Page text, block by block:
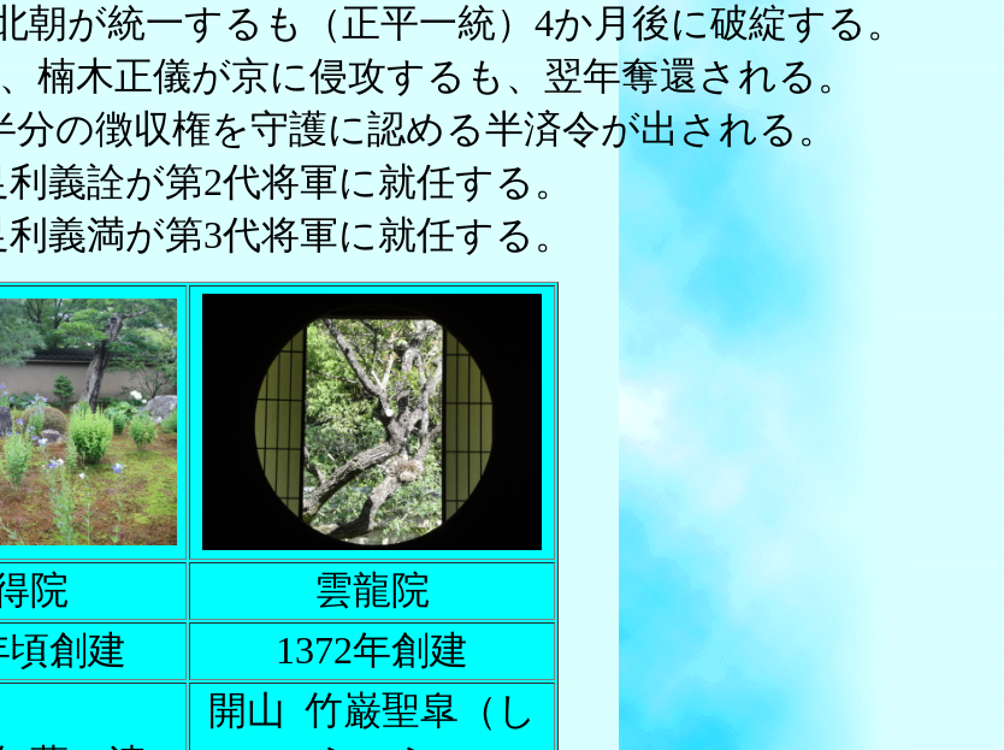
朝が統一するも（正平一統）4か月後に破綻する。
楠木正儀が京に侵攻するも、翌年奪還される。
の徴収権を守護に認める半済令が出される。
利義詮が第2代将軍に就任する。
利義満が第3代将軍に就任する。
院
雲龍院
頃創建
1372年創建
開山 竹巌聖皐（し